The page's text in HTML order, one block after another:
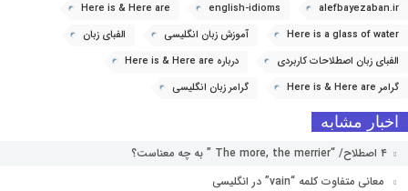
alefbayezaban.ir
english-idioms
Here is & Here are
Here is a glass of water
آموزش زبان انگلیسی
الفبای زبان
الفبای زبان اصطلاحات کاربردی
درباره Here is & Here are
گرامر Here is & Here are
گرامر زبان انگلیسی
اخبار مشابه
۴ اصطلاح/ “The more, the merrier ” به چه معناست؟
معانی متفاوت کلمه “vain” در انگلیسی